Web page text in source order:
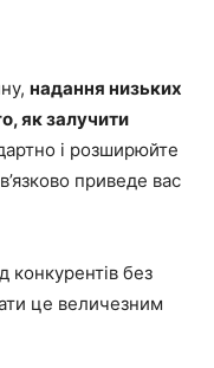
надання низьких
як залучити
і розширюйте
приведе вас
конкурентів без
це величезним